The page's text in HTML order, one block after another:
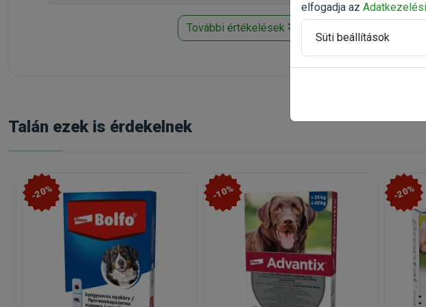
szőnyegeket és lakberendezési tárgyakat - ezeket tömeges fertőzés esetén,
megfelelő rovarirtókkal kezelni, továbbá rendszeresen porszívózni kell.
Az állatok kezelését végző személyre vonatkozó különleges óvintézkedések:
A készítmény nyálkahártya- és szemirritációt okozhat, ezért el kell kerülni,
A rovarölő szerekre vagy alkoholra ismerten túlérzékeny állatok vagy
rácsepegtető oldattal. Körültekintően meg kell előzni, hogy a pipetta tartalma a
megtörténik, szappannal és vízzel kezet kell mosni.
A készítmény használata után kezet kell mosni.
Amíg az alkalmazás helye meg nem száradt, addig a kezelt állatokat nem
engedni játszani velük. Ennél fogva ajánlott az állatok kezelését nem
hagyni, hogy a kezelt állatok a gazdájukkal (legfőképpen gyermekekkel)
A kezelés alatt nem szabad dohányozni, enni és inni.
Mellékhatások (gyakorisága és súlyossága):
Lenyalás esetén rövid ideig tartó nyálzás léphet fel, főként a vivőanyag
mellékhatások közül az alkalmazás helyén fellépő átmeneti bőrreakcióról
viszketésről, bőrpírról) és testszerte jelentkező viszketésről vagy a szőrzet
További értékelések
Talán ezek is érdekelnek
-20% -10% -20%
elfogadja az
Süti beállítások